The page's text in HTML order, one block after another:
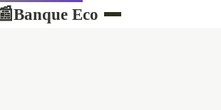
Banque Eco